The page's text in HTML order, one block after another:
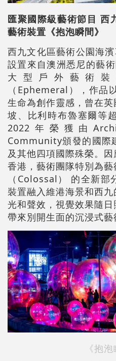
匯聚國際級藝術節目 西
藝術裝置《抱泡瞬間》
西九文化區藝術公園海
設置來自澳洲悉尼的藝
大型戶外藝術裝
（Ephemeral），作品
生命為創作靈感，曾在
坡、比利時布魯塞爾等
2022年榮獲由
Community頒發的國際
及其他四項國際殊榮。
香港，藝術團隊特別為藝
（Colossal） 的全新部
裝置融入維港海景和西
光和聲效，視覺效果隨
帶來別開生面的沉浸式藝
《抱泡